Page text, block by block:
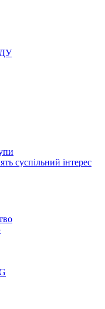
суспільний інтерес